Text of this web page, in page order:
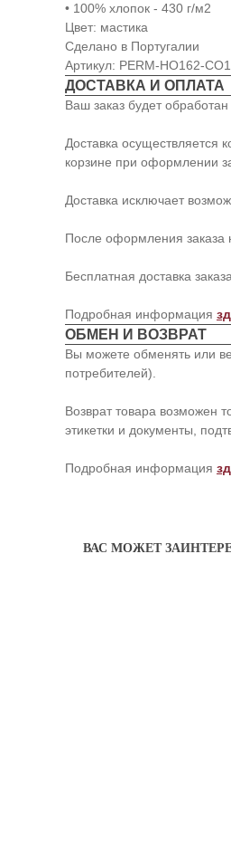
• 100% хлопок - 430 г/м2
Цвет: мастика
Сделано в Португалии
Артикул: PERM-HO162-
ДОСТАВКА И ОПЛАТА
Ваш заказ будет
Доставка осуществляется
корзине при оформлении
Доставка исключает
После оформления заказа
Бесплатная доставка
Подробная информация
ОБМЕН И ВОЗВРАТ
Вы можете обменять или
потребителей).
Возврат товара возможен
этикетки и документы,
Подробная информация
ВАС МОЖЕТ